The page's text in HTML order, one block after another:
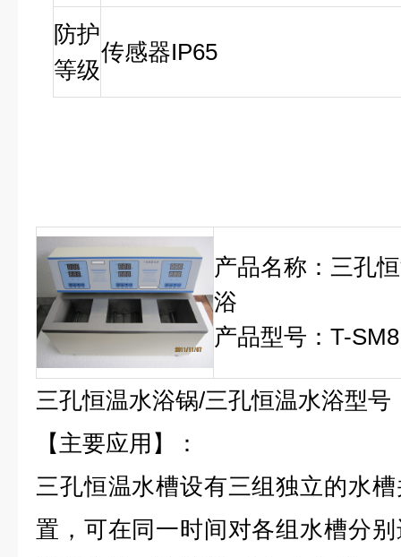
防护
等级
传感器IP65
产品名称：三孔
浴
产品型号：T-
三孔恒温水浴锅/三孔恒温水浴型号
【主要应用】：
三孔恒温水槽设有三组独立的水
置，可在同一时间对各组水槽分